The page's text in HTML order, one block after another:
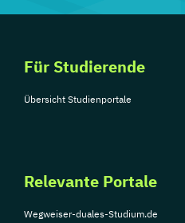
Für Studierende
Übersicht Studienportale
Relevante Portale
Wegweiser-duales-Studium.de